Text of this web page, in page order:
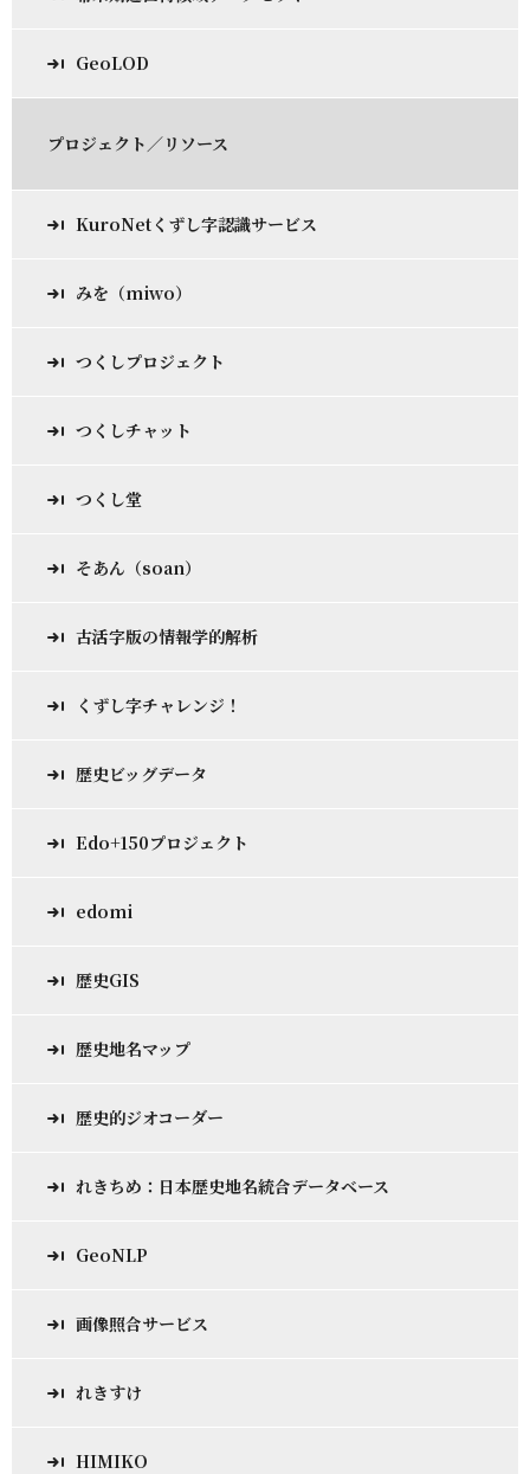
GeoLOD
プロジェクト／リソース
KuroNetくずし字認識サービス
みを（miwo）
つくしプロジェクト
つくしチャット
つくし堂
そあん（soan）
古活字版の情報学的解析
くずし字チャレンジ！
歴史ビッグデータ
Edo+150プロジェクト
edomi
歴史GIS
歴史地名マップ
歴史的ジオコーダー
れきちめ：日本歴史地名統合データベース
GeoNLP
画像照合サービス
れきすけ
HIMIKO